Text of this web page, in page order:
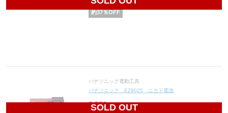
約37％OFF
SOLD OUT
パナソニック電動工具
パナソニック EZ9025 ニカド電池
2,520 円(税込2,772円)